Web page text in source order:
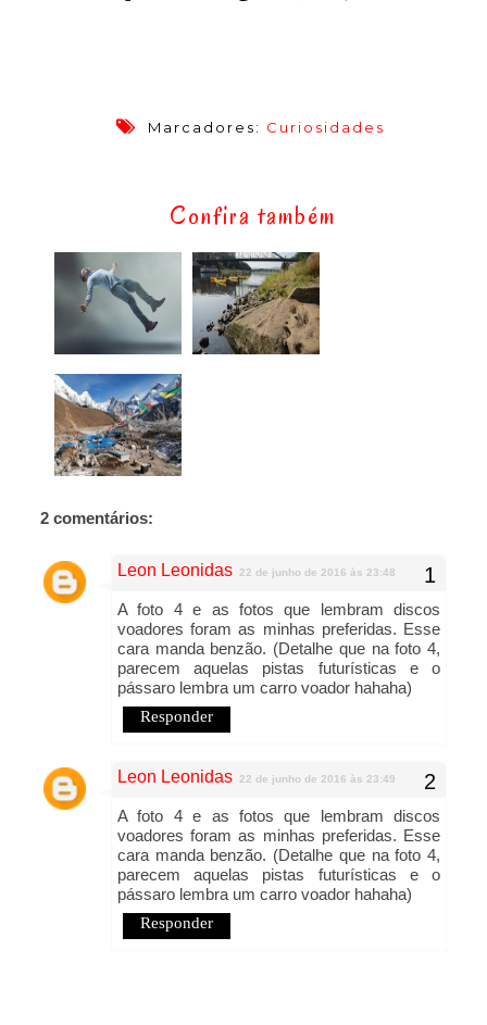
Marcadores: Curiosidades
Confira também
2 comentários:
Leon Leonidas 22 de junho de 2016 às 23:48
A foto 4 e as fotos que lembram discos
voadores foram as minhas preferidas. Esse
cara manda benzão. (Detalhe que na foto 4,
parecem aquelas pistas futurísticas e o
pássaro lembra um carro voador hahaha)
Responder
Leon Leonidas 22 de junho de 2016 às 23:49
A foto 4 e as fotos que lembram discos
voadores foram as minhas preferidas. Esse
cara manda benzão. (Detalhe que na foto 4,
parecem aquelas pistas futurísticas e o
pássaro lembra um carro voador hahaha)
Responder